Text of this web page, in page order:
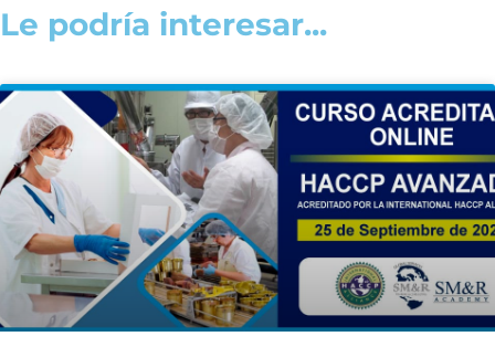
Le podría interesar...